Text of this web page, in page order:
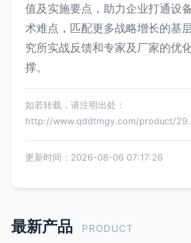
值及实施要点，助力企业打通设
术难点，匹配更多战略增长的基
究所实战反馈和专家及厂家的优
撑。
如若转载，请注明出处：
http://www.qddtmgy.com/product/
更新时间：2026-08-06 07:17:26
最新产品 PRODUCT